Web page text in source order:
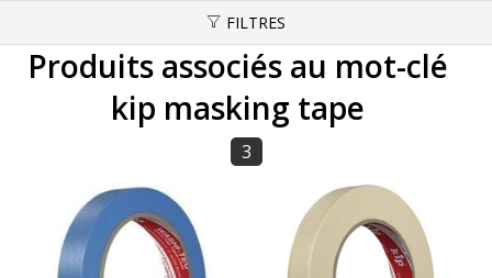
FILTRES
Produits associés au mot-clé
kip masking tape
3